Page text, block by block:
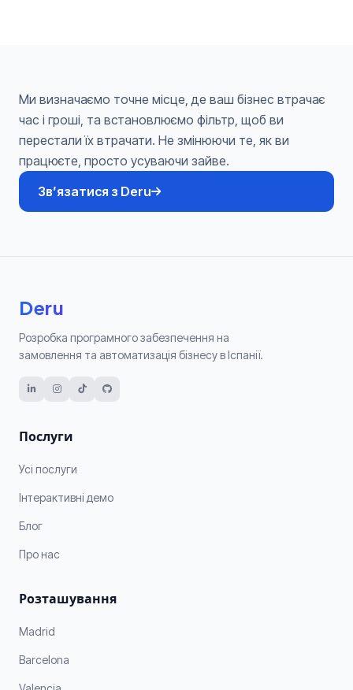
Ми визначаємо точне місце, де ваш бізнес втрачає
час і гроші, та встановлюємо фільтр, щоб ви
перестали їх втрачати. Не змінюючи те, як ви
працюєте, просто усуваючи зайве.
Звʼязатися з Deru
Deru
Розробка програмного забезпечення на
замовлення та автоматизація бізнесу в Іспанії.
Послуги
Усі послуги
Інтерактивні демо
Блог
Про нас
Розташування
Madrid
Barcelona